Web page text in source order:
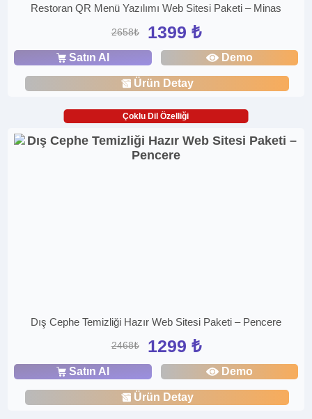
Restoran QR Menü Yazılımı Web Sitesi Paketi – Minas
2658₺ 1399 ₺
Satın Al Demo
Ürün Detay
Çoklu Dil Özelliği
Dış Cephe Temizliği Hazır Web Sitesi Paketi – Pencere
2468₺ 1299 ₺
Satın Al Demo
Ürün Detay